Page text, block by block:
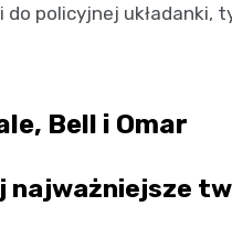
policyjnej układanki,
Bell i Omar
najważniejsze